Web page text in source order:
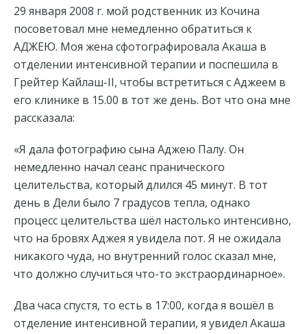
29 января 2008 г. мой родственник из Кочина
посоветовал мне немедленно обратиться к
АДЖЕЮ. Моя жена сфотографировала Акаша в
отделении интенсивной терапии и поспешила в
Грейтер Кайлаш-II, чтобы встретиться с Аджеем в
его клинике в 15.00 в тот же день. Вот что она мне
рассказала:
«Я дала фотографию сына Аджею Палу. Он
немедленно начал сеанс пранического
целительства, который длился 45 минут. В тот
день в Дели было 7 градусов тепла, однако
процесс целительства шёл настолько интенсивно,
что на бровях Аджея я увидела пот. Я не ожидала
никакого чуда, но внутренний голос сказал мне,
что должно случиться что-то экстраординарное».
Два часа спустя, то есть в 17:00, когда я вошёл в
отделение интенсивной терапии, я увидел Акаша